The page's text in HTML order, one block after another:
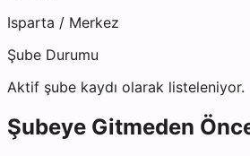
Isparta / Merkez
Şube Durumu
Aktif şube kaydı olarak listeleniyor.
Şubeye Gitmeden